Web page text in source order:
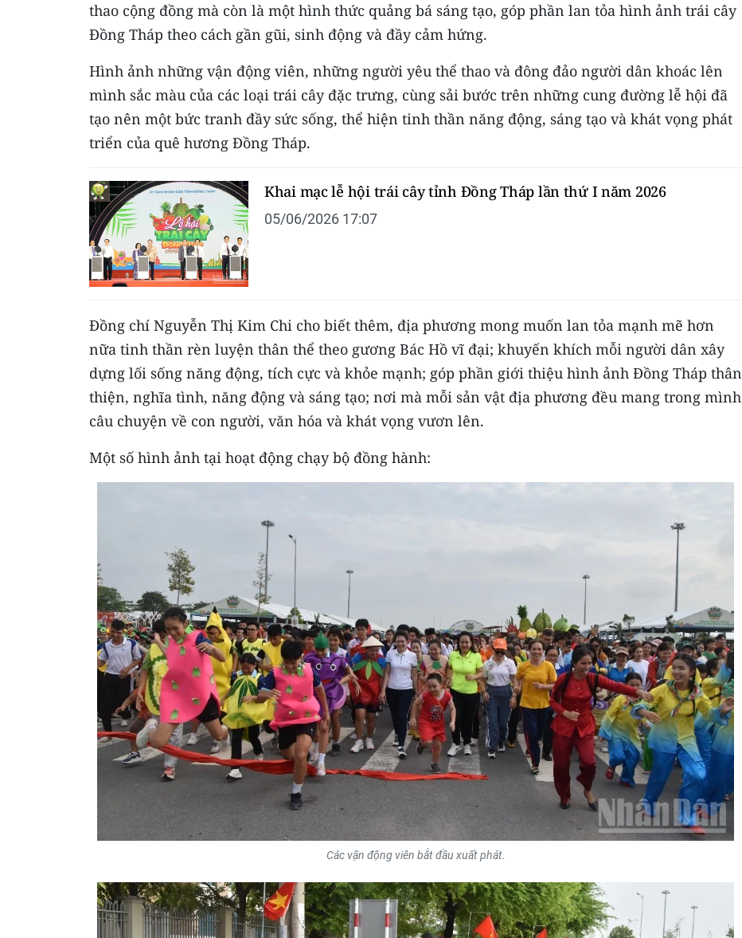
thao cộng đồng mà còn là một hình thức quảng bá sáng tạo, góp phần lan tỏa hình ảnh trái cây
Đồng Tháp theo cách gần gũi, sinh động và đầy cảm hứng.
Hình ảnh những vận động viên, những người yêu thể thao và đông đảo người dân khoác lên
mình sắc màu của các loại trái cây đặc trưng, cùng sải bước trên những cung đường lễ hội đã
tạo nên một bức tranh đầy sức sống, thể hiện tinh thần năng động, sáng tạo và khát vọng phát
triển của quê hương Đồng Tháp.
Khai mạc lễ hội trái cây tỉnh Đồng Tháp lần thứ I năm 2026
05/06/2026 17:07
Đồng chí Nguyễn Thị Kim Chi cho biết thêm, địa phương mong muốn lan tỏa mạnh mẽ hơn
nữa tinh thần rèn luyện thân thể theo gương Bác Hồ vĩ đại; khuyến khích mỗi người dân xây
dựng lối sống năng động, tích cực và khỏe mạnh; góp phần giới thiệu hình ảnh Đồng Tháp thân
thiện, nghĩa tình, năng động và sáng tạo; nơi mà mỗi sản vật địa phương đều mang trong mình
câu chuyện về con người, văn hóa và khát vọng vươn lên.
Một số hình ảnh tại hoạt động chạy bộ đồng hành:
Các vận động viên bắt đầu xuất phát.